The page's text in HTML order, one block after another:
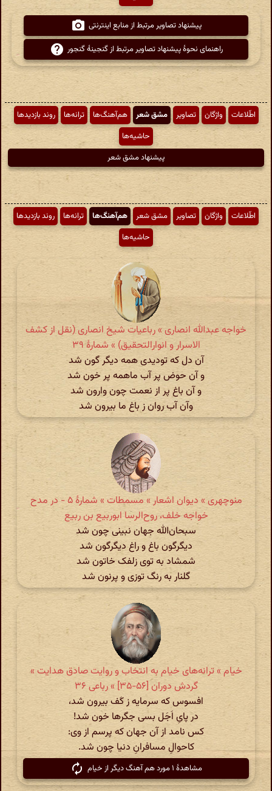
پیشنهاد تصاویر مرتبط از منابع اینترنتی
راهنمای نحوهٔ پیشنهاد تصاویر مرتبط از گنجینهٔ گنجور
اطّلاعات واژگان تصاویر مشق شعر هم‌آهنگ‌ها ترانه‌ها
روند بازدیدها
حاشیه‌ها
پیشنهاد مشق شعر
اطّلاعات واژگان تصاویر مشق شعر هم‌آهنگ‌ها ترانه‌ها
روند بازدیدها
حاشیه‌ها
خواجه عبدالله انصاری » رباعیات شیخ انصاری (نقل از کشف
الاسرار و انوارالتحقیق) » شمارهٔ ۳۹
آن دل که تودیدی همه دیگر گون شد
و آن حوض پر آب ماهمه پر خون شد
و آن باغ پر از نعمت چون وارون شد
وآن آب روان ز باغ ما بیرون شد
منوچهری » دیوان اشعار » مسمطات » شمارهٔ ۵ - در مدح
خواجه خلف، روح‌الرسا ابوربیع بن ربیع
سبحان‌الله جهان نبینی چون شد
دیگرگون باغ و راغ دیگرگون شد
شمشاد به توی زلفک خاتون شد
گلنار به رنگ توزی و پرنون شد
خیام » ترانه‌های خیام به انتخاب و روایت صادق هدایت »
گردش دوران [۵۶-۳۵] » رباعی ۳۶
افسوس که سرمایه ز کَف بیرون شد،
در پایِ اَجَل بسی جگرها خون شد!
کس نامد از آن جهان که پرسم از وی:
کاحوالِ مسافرانِ دنیا چون شد.
مشاهدهٔ ۱ مورد هم آهنگ دیگر از خیام